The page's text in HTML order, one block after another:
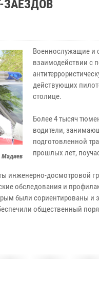
Мадиев
Военнослужащие и
взаимодействии с
действующих
столице.
Более 4 тысяч
водители,
подготовленной
прошлых лет,
инженерно-досмотровой
обследования и
были сориентированы
общественный